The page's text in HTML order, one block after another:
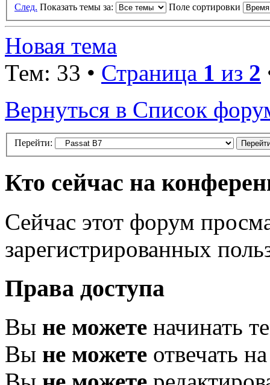
След. Показать темы за: Поле сортировки
Новая тема
Тем: 33 • Страница 1 из 2
Вернуться в Список
Перейти:
Кто сейчас на
Сейчас этот форум
зарегистрированных
Права доступа
Вы не можете начинать
Вы не можете отвечать